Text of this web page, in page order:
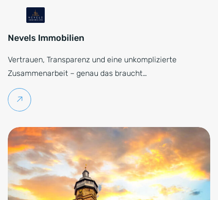
Nevels Immobilien
Vertrauen, Transparenz und eine unkomplizierte
Zusammenarbeit – genau das braucht…
Weiterlesen